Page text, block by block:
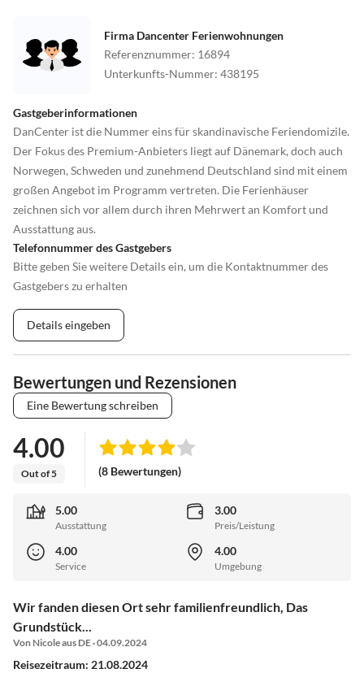
Firma Dancenter Ferienwohnungen
Referenznummer: 16894
Unterkunfts-Nummer: 438195
Gastgeberinformationen
DanCenter ist die Nummer eins für skandinavische Feriendomizile.
Der Fokus des Premium-Anbieters liegt auf Dänemark, doch auch
Norwegen, Schweden und zunehmend Deutschland sind mit einem
großen Angebot im Programm vertreten. Die Ferienhäuser
zeichnen sich vor allem durch ihren Mehrwert an Komfort und
Ausstattung aus.
Telefonnummer des Gastgebers
Bitte geben Sie weitere Details ein, um die Kontaktnummer des
Gastgebers zu erhalten
Details eingeben
Bewertungen und Rezensionen
Eine Bewertung schreiben
4.00
Out of 5 (8 Bewertungen)
5.00
Ausstattung
3.00
Preis/Leistung
4.00
Service
4.00
Umgebung
Wir fanden diesen Ort sehr familienfreundlich, Das
Grundstück...
Von Nicole aus DE · 04.09.2024
Reisezeitraum: 21.08.2024